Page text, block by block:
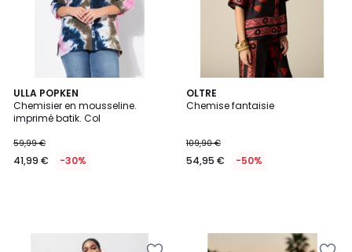
ULLA POPKEN
Chemisier en mousseline.
imprimé batik. Col
59,99 €
41,99 € -30%
OLTRE
Chemise fantaisie
109,90 €
54,95 € -50%